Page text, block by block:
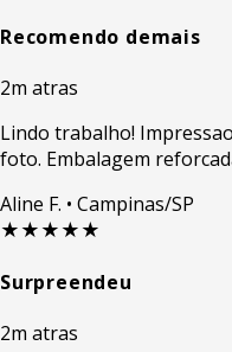
Recomendo demais
2m atras
Lindo trabalho!
foto. Embalagem
Aline F. • Campinas/SP
★★★★★
Surpreendeu
2m atras